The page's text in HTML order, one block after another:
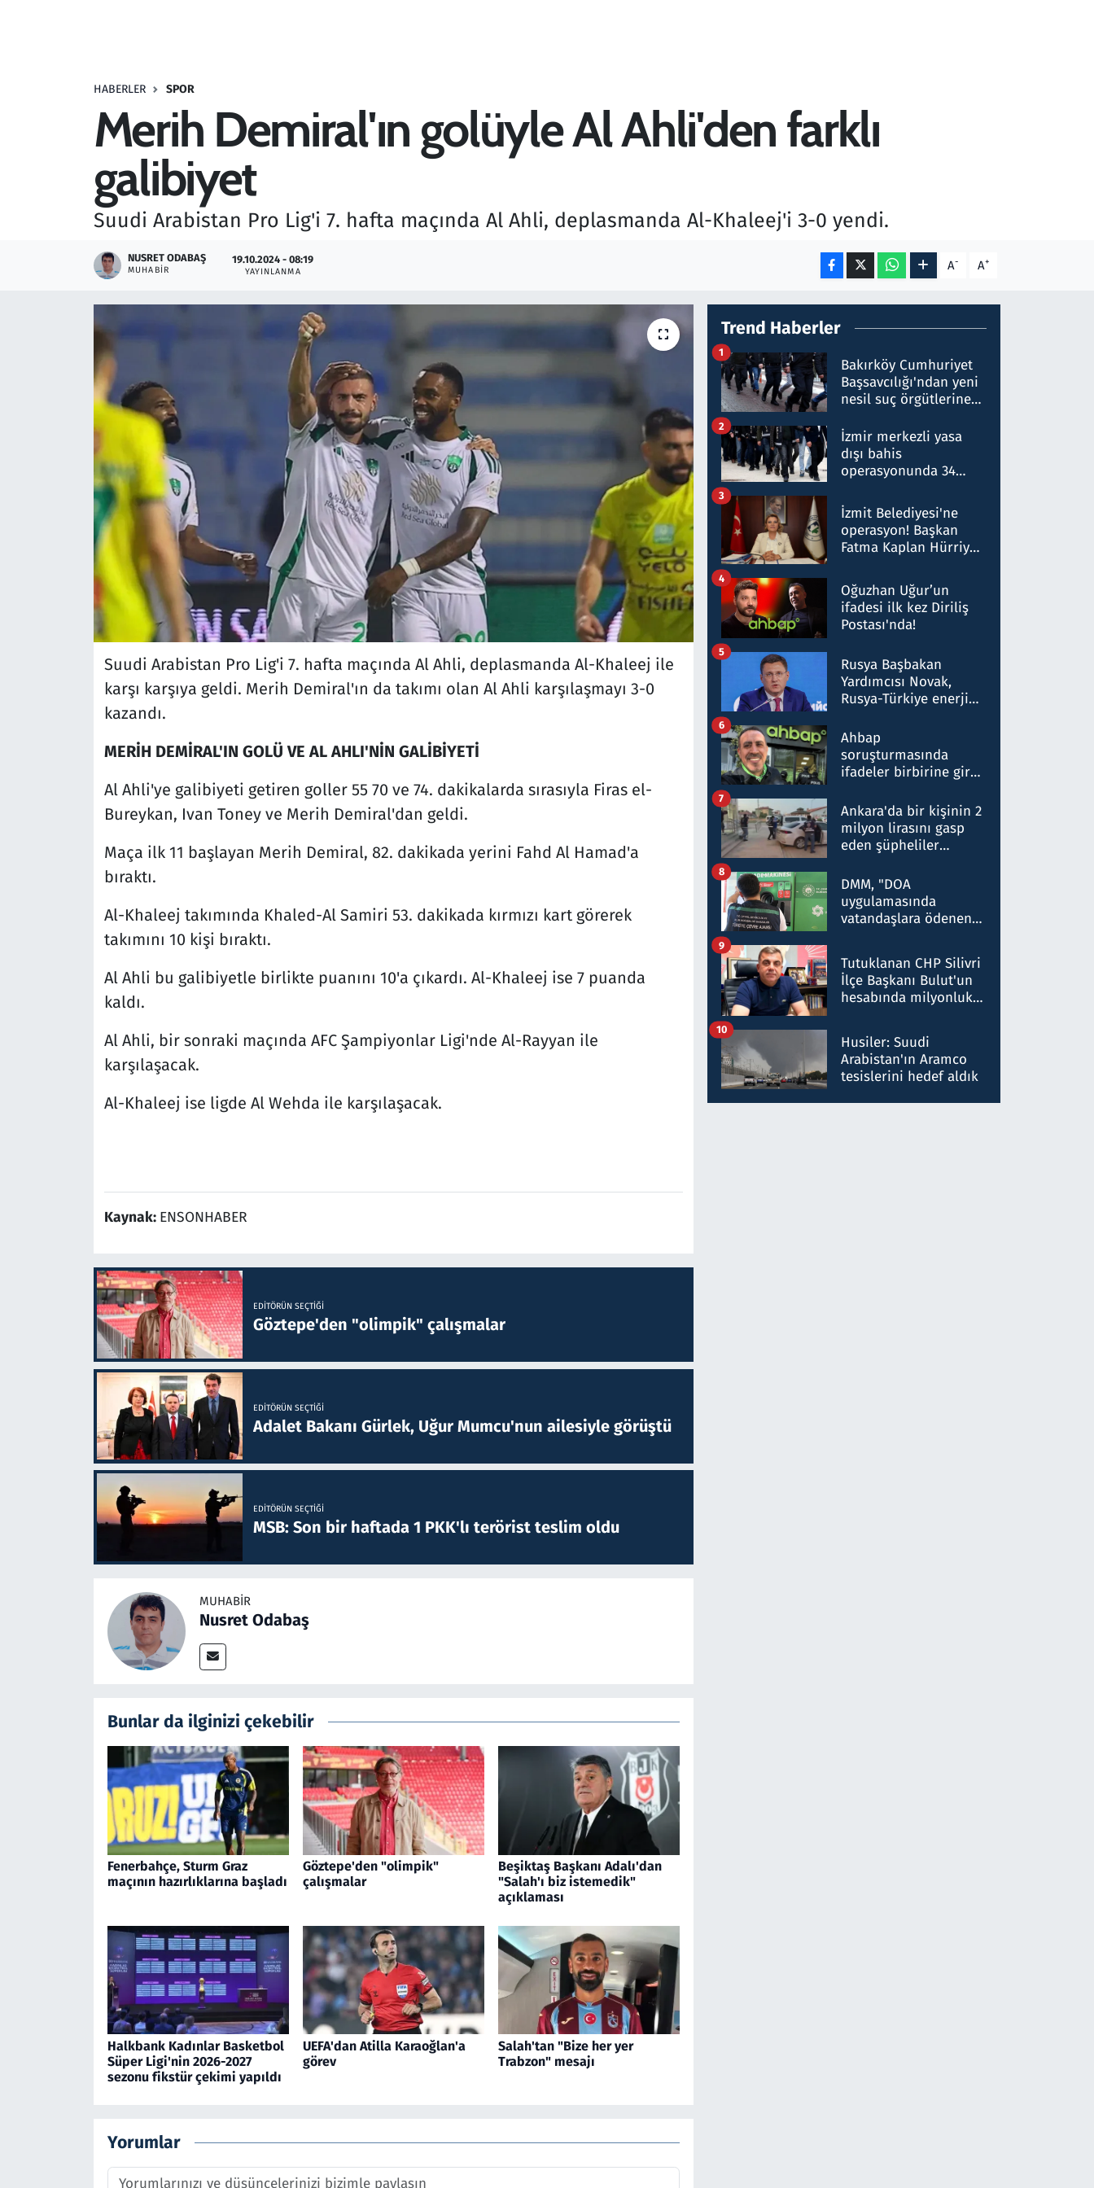
HABERLER SPOR
Merih Demiral'ın golüyle Al Ahli'den farklı
galibiyet
Suudi Arabistan Pro Lig'i 7. hafta maçında Al Ahli, deplasmanda Al-Khaleej'i 3-0 yendi.
NUSRET ODABAŞ
MUHABIR
19.10.2024 - 08:19
YAYINLANMA A- A+
Suudi Arabistan Pro Lig'i 7. hafta maçında Al Ahli, deplasmanda Al-Khaleej ile
karşı karşıya geldi. Merih Demiral'ın da takımı olan Al Ahli karşılaşmayı 3-0
kazandı.
MERİH DEMİRAL'IN GOLÜ VE AL AHLI'NİN GALİBİYETİ
Al Ahli'ye galibiyeti getiren goller 55 70 ve 74. dakikalarda sırasıyla Firas el-
Bureykan, Ivan Toney ve Merih Demiral'dan geldi.
Maça ilk 11 başlayan Merih Demiral, 82. dakikada yerini Fahd Al Hamad'a
bıraktı.
Al-Khaleej takımında Khaled-Al Samiri 53. dakikada kırmızı kart görerek
takımını 10 kişi bıraktı.
Al Ahli bu galibiyetle birlikte puanını 10'a çıkardı. Al-Khaleej ise 7 puanda
kaldı.
Al Ahli, bir sonraki maçında AFC Şampiyonlar Ligi'nde Al-Rayyan ile
karşılaşacak.
Al-Khaleej ise ligde Al Wehda ile karşılaşacak.
Kaynak: ENSONHABER
EDITÖRÜN SEÇTIĞI
Göztepe'den "olimpik" çalışmalar
EDITÖRÜN SEÇTIĞI
Adalet Bakanı Gürlek, Uğur Mumcu'nun ailesiyle görüştü
EDITÖRÜN SEÇTIĞI
MSB: Son bir haftada 1 PKK'lı terörist teslim oldu
MUHABIR
Nusret Odabaş
Bunlar da ilginizi çekebilir
Fenerbahçe, Sturm Graz
maçının hazırlıklarına başladı
Göztepe'den "olimpik"
çalışmalar
Beşiktaş Başkanı Adalı'dan
"Salah'ı biz istemedik"
açıklaması
Halkbank Kadınlar Basketbol
Süper Ligi'nin 2026-2027
sezonu fikstür çekimi yapıldı
UEFA'dan Atilla Karaoğlan'a
görev
Salah'tan "Bize her yer
Trabzon" mesajı
Yorumlar
Trend Haberler
Bakırköy Cumhuriyet
Başsavcılığı'ndan yeni
nesil suç örgütlerine
hakkında gözaltı kararı
1
İzmir merkezli yasa
dışı bahis
operasyonunda 34
Milyar liralık para
trafiği tespit edildi
2
İzmit Belediyesi'ne
operasyon! Başkan
Fatma Kaplan Hürriyet
3
Oğuzhan Uğur’un
ifadesi ilk kez Diriliş
Postası'nda!
4
Rusya Başbakan
Yardımcısı Novak,
Rusya-Türkiye enerji
nitelikte olduğunu
belirtti
5
Ahbap
soruşturmasında
ifadeler birbirine girdi:
ifadelerinden ortaya
çıkan tablo şok etti
6
Ankara'da bir kişinin 2
milyon lirasını gasp
eden şüpheliler
7
DMM, "DOA
uygulamasında
vatandaşlara ödenen
düşürüldüğü" iddiasını
yalanladı
8
Tutuklanan CHP Silivri
İlçe Başkanı Bulut'un
hesabında milyonluk
talimat verdi, ben
gönderdim
9
Husiler: Suudi
Arabistan'ın Aramco
tesislerini hedef aldık
10
Savunma Sanayi
Seçim 2023
Televizyon